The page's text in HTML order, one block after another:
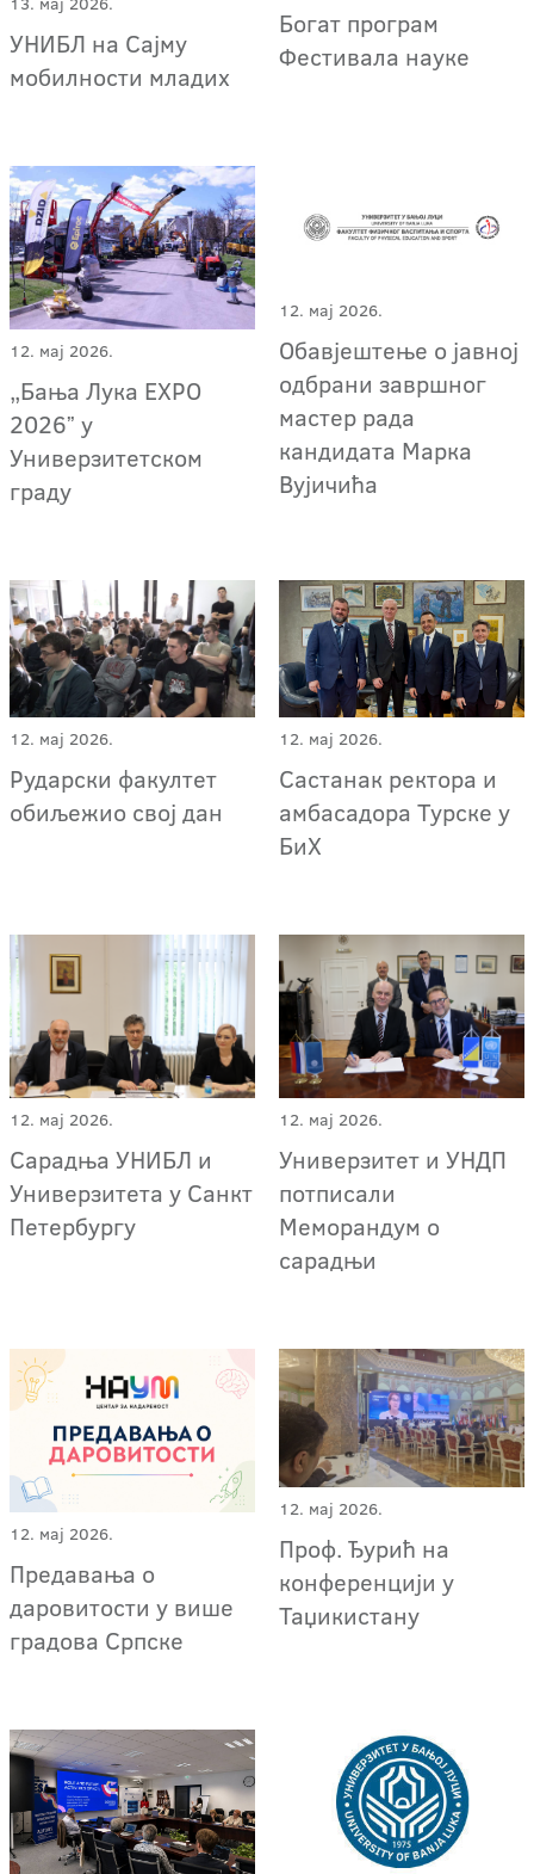
УНИБЛ на Сајму
мобилности младих
Богат програм
Фестивала науке
12. мај 2026.
„Бања Лука EXPO
2026ˮ у
Универзитетском
граду
12. мај 2026.
Обавјештење о јавној
одбрани завршног
мастер рада
кандидата Марка
Вујичића
12. мај 2026.
Рударски факултет
обиљежио свој дан
12. мај 2026.
Састанак ректора и
амбасадора Турске у
БиХ
12. мај 2026.
Сарадња УНИБЛ и
Универзитета у Санкт
Петербургу
12. мај 2026.
Универзитет и УНДП
потписали
Меморандум о
сарадњи
12. мај 2026.
Предавања о
даровитости у више
градова Српске
12. мај 2026.
Проф. Ђурић на
конференцији у
Таџикистану